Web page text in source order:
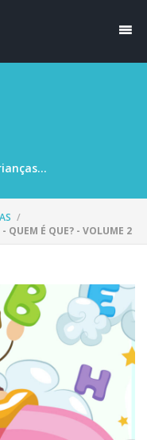
QUEM É QUE? - VOLUME 2